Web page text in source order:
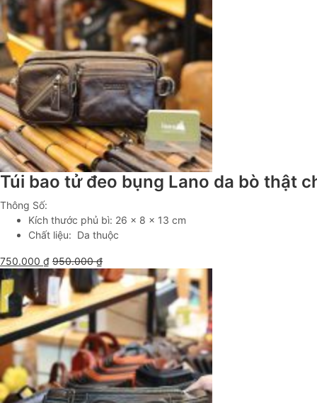
Túi bao tử đeo bụng Lano da bò thật
Thông Số:
Kích thước phủ bì: 26 x 8 x 13 cm
Chất liệu: Da thuộc
750.000 ₫ 950.000₫